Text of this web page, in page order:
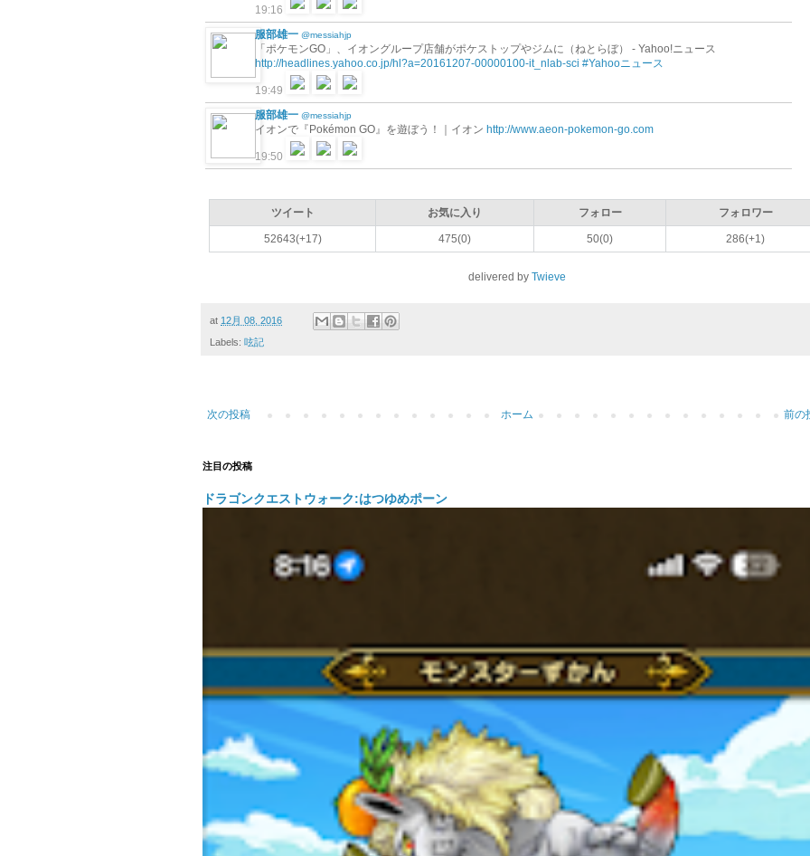
19:16
服部雄一 @messiahjp
「ポケモンGO」、イオングループ店舗がポケストップやジムに（ねとらぼ） - Yahoo!ニュース
http://headlines.yahoo.co.jp/hl?a=20161207-00000100-it_nlab-sci #Yahooニュース
19:49
服部雄一 @messiahjp
イオンで『Pokémon GO』を遊ぼう！｜イオン http://www.aeon-pokemon-go.com
19:50
ツイート お気に入り フォロー フォロワー
52643(+17) 475(0) 50(0) 286(+1)
delivered by Twieve
at 12月 08, 2016
Labels: 呟記
次の投稿 前の
ホーム
注目の投稿
ドラゴンクエストウォーク:はつゆめポーン